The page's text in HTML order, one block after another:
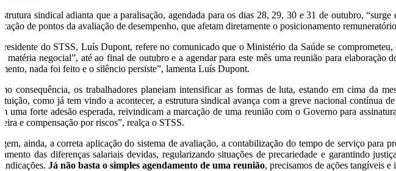
sindical adianta que a paralisação, agendada para os dias 28, 29, 30 e 31 de outubro,
de pontos da avaliação de desempenho, que afetam diretamente o posicionamento
do STSS, Luís Dupont, refere no comunicado que o Ministério da Saúde se
matéria negocial”, até ao final de outubro e a agendar para este mês uma reunião para
nada foi feito e o silêncio persiste”, lamenta Luís Dupont.
consequência, os trabalhadores planeiam intensificar as formas de luta, estando em cima da
como já tem vindo a acontecer, a estrutura sindical avança com a greve nacional contínua
uma forte adesão esperada, reivindicam a marcação de uma reunião com o Governo para
e compensação por riscos”, realça o STSS.
ainda, a correta aplicação do sistema de avaliação, a contabilização do tempo de serviço para
das diferenças salariais devidas, regularizando situações de precariedade e garantindo
Já não basta o simples agendamento de uma reunião, precisamos de ações tangíveis